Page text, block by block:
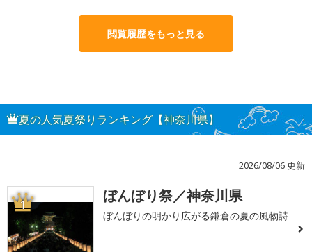
閲覧履歴をもっと見る
夏の人気夏祭りランキング【神奈川県】
2026/08/06 更新
1 ぼんぼり祭／神奈川県
ぼんぼりの明かり広がる鎌倉の夏の風物詩